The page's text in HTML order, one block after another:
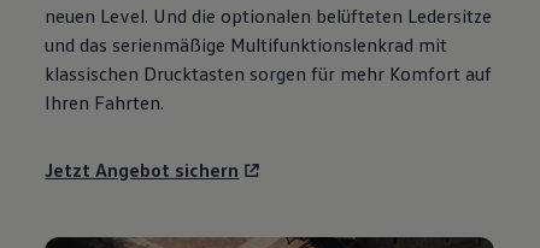
neuen Level. Und die optionalen belüfteten Ledersitze
und das serienmäßige Multifunktionslenkrad mit
klassischen Drucktasten sorgen für mehr Komfort auf
Ihren Fahrten.
Jetzt Angebot sichern